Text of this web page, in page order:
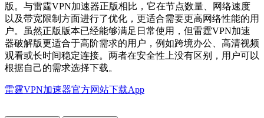
版。与雷霆VPN加速器正版相比，它在节点数量、网络速度
以及带宽限制方面进行了优化，更适合需要更高网络性能的用
户。虽然正版版本已经能够满足日常使用，但雷霆VPN加速
器破解版更适合于高阶需求的用户，例如跨境办公、高清视频
观看或长时间稳定连接。两者在安全性上没有区别，用户可以
根据自己的需求选择下载。
雷霆VPN加速器官方网站下载App